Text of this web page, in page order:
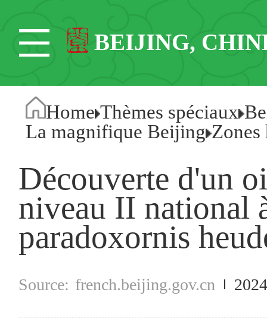
BEIJING,
Home Thèmes spéciaux
La magnifique Beijing Zones
Découverte d'un
niveau II national
paradoxornis
french.beijing.gov.cn